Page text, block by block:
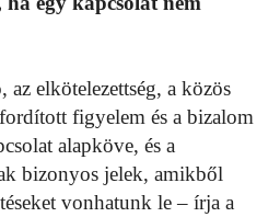
elkötelezettség, a közös
figyelem és a bizalom
alapköve, és a
bizonyos jelek, amikből
vonhatunk le – írja a